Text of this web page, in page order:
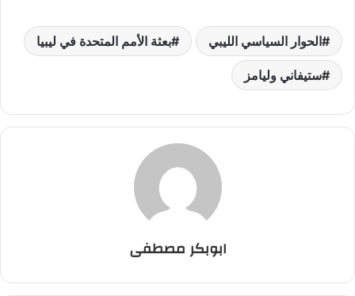
الحوار السياسي الليبي بعثة الأمم المتحدة في ليبيا
ستيفاني وليامز
ابوبكر مصطفى